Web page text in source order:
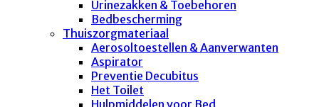
Urinezakken & Toebehoren
Bedbescherming
Thuiszorgmateriaal
Aerosoltoestellen & Aanverwanten
Aspirator
Preventie Decubitus
Het Toilet